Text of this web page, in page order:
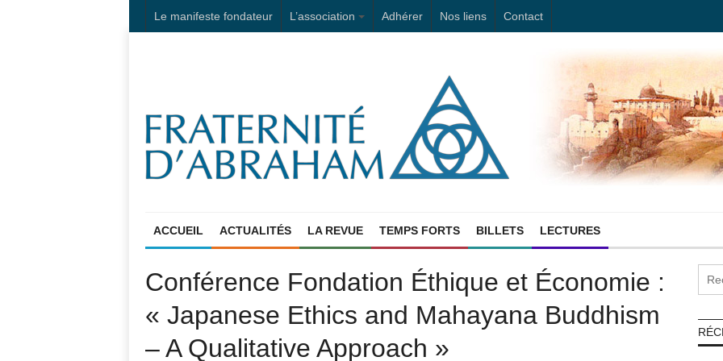
Le manifeste fondateur L’association Adhérer Nos liens Contact
ACCUEIL ACTUALITÉS LA REVUE TEMPS FORTS BILLETS LECTURES
Conférence Fondation Éthique et Économie :
« Japanese Ethics and Mahayana Buddhism
– A Qualitative Approach »